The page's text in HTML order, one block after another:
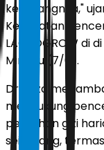
kembangnya,"
Kesehatan
LACTOGROW di
Minggu (7/6).
Dr. Miza
mendukung
pemilihan gizi
seimbang,